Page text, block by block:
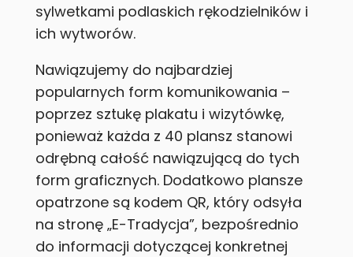
sylwetkami podlaskich rękodzielników i
ich wytworów.
Nawiązujemy do najbardziej
popularnych form komunikowania –
poprzez sztukę plakatu i wizytówkę,
ponieważ każda z 40 plansz stanowi
odrębną całość nawiązującą do tych
form graficznych. Dodatkowo plansze
opatrzone są kodem QR, który odsyła
na stronę „E-Tradycja”, bezpośrednio
do informacji dotyczącej konkretnej